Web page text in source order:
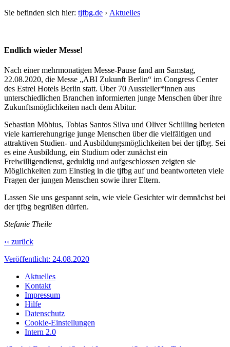
Sie befinden sich hier: tjfbg.de › Aktuelles
Endlich wieder Messe!
Nach einer mehrmonatigen Messe-Pause fand am Samstag,
22.08.2020, die Messe „ABI Zukunft Berlin“ im Congress Center
des Estrel Hotels Berlin statt. Über 70 Aussteller*innen aus
unterschiedlichen Branchen informierten junge Menschen über ihre
Zukunftsmöglichkeiten nach dem Abitur.
Sebastian Möbius, Tobias Santos Silva und Oliver Schilling berieten
viele karrierehungrige junge Menschen über die vielfältigen und
attraktiven Studien- und Ausbildungsmöglichkeiten bei der tjfbg. Sei
es eine Ausbildung, ein Studium oder zunächst ein
Freiwilligendienst, geduldig und aufgeschlossen zeigten sie
Möglichkeiten zum Einstieg in die tjfbg auf und beantworteten viele
Fragen der jungen Menschen sowie ihrer Eltern.
Lassen Sie uns gespannt sein, wie viele Gesichter wir demnächst bei
der tjfbg begrüßen dürfen.
Stefanie Theile
‹‹ zurück
Veröffentlicht: 24.08.2020
Aktuelles
Kontakt
Impressum
Hilfe
Datenschutz
Cookie-Einstellungen
Intern 2.0